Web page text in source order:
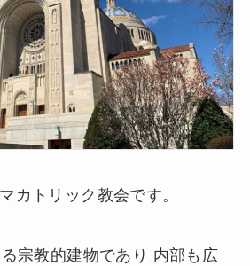
カトリック教会です。
宗教的建物であり 内部も広